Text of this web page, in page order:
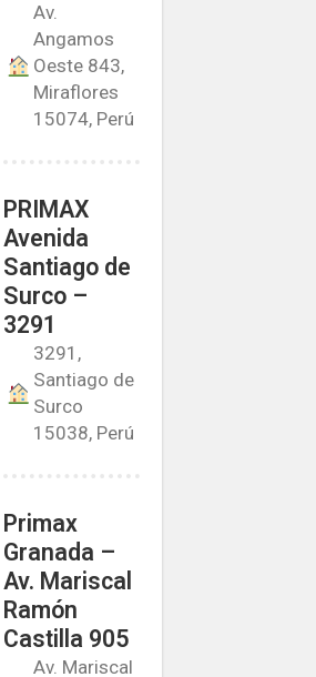
Av.
Angamos
Oeste 843,
Miraflores
15074, Perú
PRIMAX
Avenida
Santiago de
Surco –
3291
3291,
Santiago de
Surco
15038, Perú
Primax
Granada –
Av. Mariscal
Ramón
Castilla 905
Av. Mariscal